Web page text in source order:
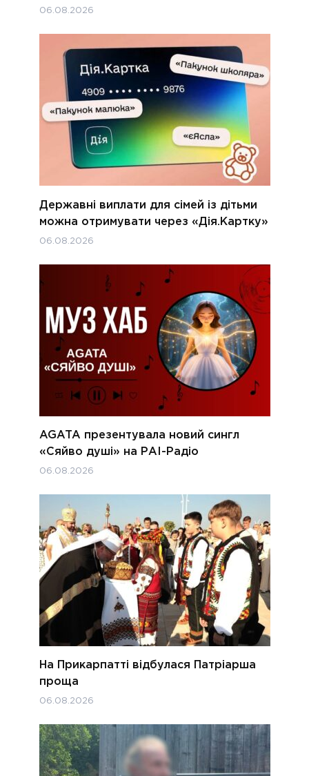
06.08.2026
Державні виплати для сімей із дітьми
можна отримувати через «Дія.Картку»
06.08.2026
AGATA презентувала новий сингл
«Сяйво душі» на РАІ-Радіо
06.08.2026
На Прикарпатті відбулася Патріарша
проща
06.08.2026